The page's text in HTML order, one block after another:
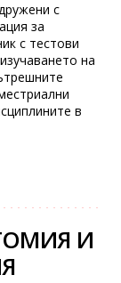
с
за
с тестови
на
в
И